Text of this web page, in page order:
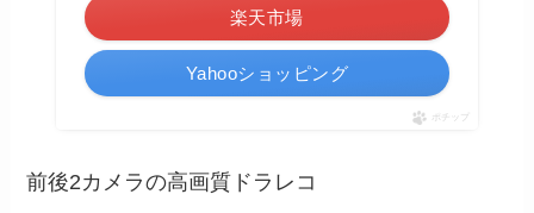
楽天市場
Yahooショッピング
ポチップ
前後2カメラの高画質ドラレコ